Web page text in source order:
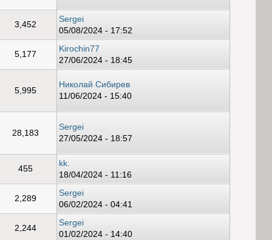
3,452
Sergei
05/08/2024 - 17:52
5,177
Kirochin77
27/06/2024 - 18:45
5,995
Николай Сибирев
11/06/2024 - 15:40
28,183
Sergei
27/05/2024 - 18:57
455
kk.
18/04/2024 - 11:16
2,289
Sergei
06/02/2024 - 04:41
2,244
Sergei
01/02/2024 - 14:40